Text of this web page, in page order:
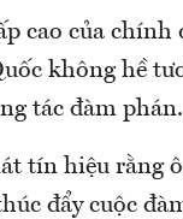
cao của
không hề
tác đàm phán.
tín hiệu rằng
đẩy cuộc